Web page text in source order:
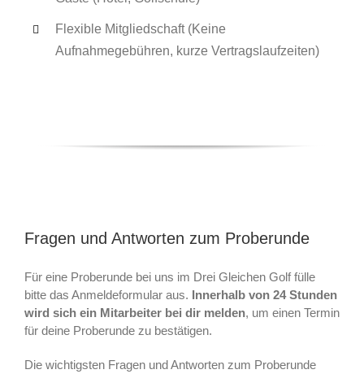
Flexible Mitgliedschaft (Keine
Aufnahmegebühren, kurze Vertragslaufzeiten)
Fragen und Antworten zum Proberunde
Für eine Proberunde bei uns im Drei Gleichen Golf fülle
bitte das Anmeldeformular aus. Innerhalb von 24 Stunden
wird sich ein Mitarbeiter bei dir melden, um einen Termin
für deine Proberunde zu bestätigen.
Die wichtigsten Fragen und Antworten zum Proberunde